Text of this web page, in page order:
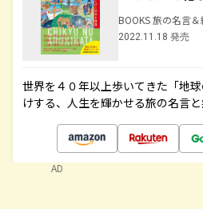
BOOKS 旅の名言＆
2022.11.18 発売
世界を４０年以上歩いてきた「地
けする、人生を輝かせる旅の名言
AD